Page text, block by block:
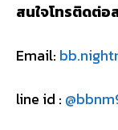
สนใจโทรติดต่อ
Email:
line id :